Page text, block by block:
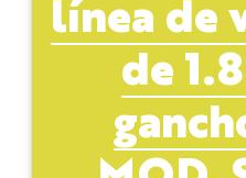
línea de
de